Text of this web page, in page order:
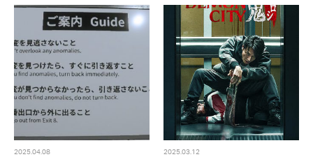
2025.04.08 2025.03.12